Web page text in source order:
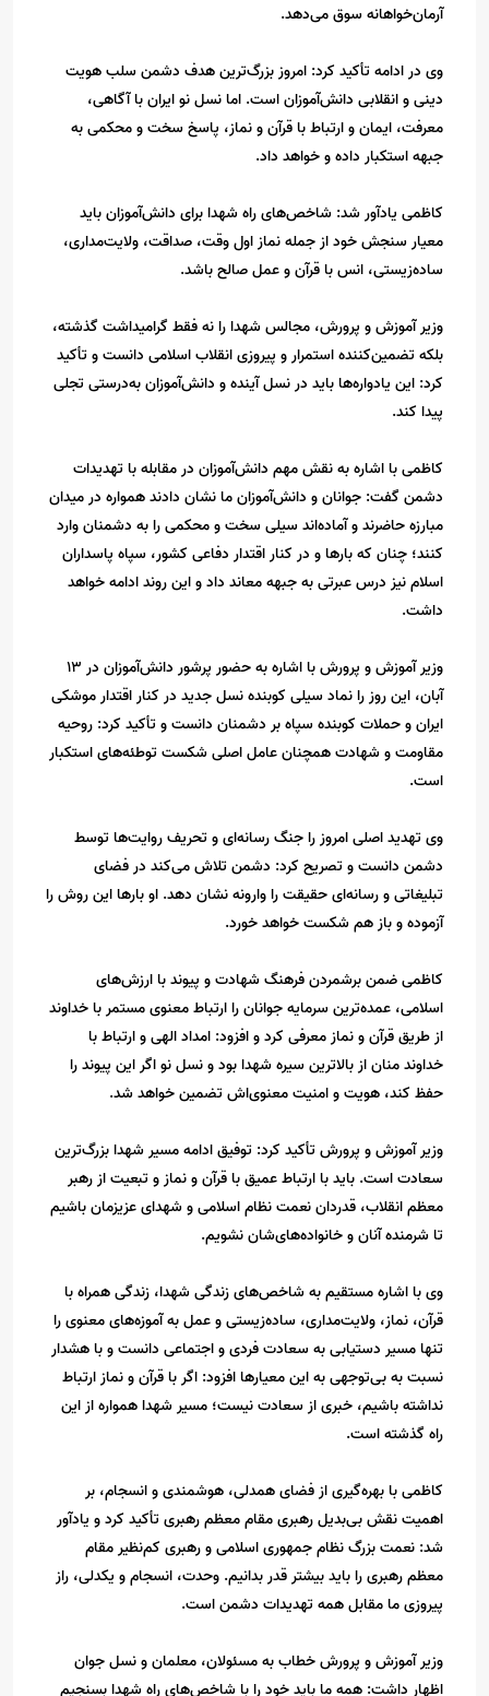
آرمان‌خواهانه سوق می‌دهد.
وی در ادامه تأکید کرد: امروز بزرگ‌ترین هدف دشمن سلب هویت
دینی و انقلابی دانش‌آموزان است. اما نسل نو ایران با آگاهی،
معرفت، ایمان و ارتباط با قرآن و نماز، پاسخ سخت و محکمی به
جبهه استکبار داده و خواهد داد.
کاظمی یادآور شد: شاخص‌های راه شهدا برای دانش‌آموزان باید
معیار سنجش خود از جمله نماز اول وقت، صداقت، ولایت‌مداری،
ساده‌زیستی، انس با قرآن و عمل صالح باشد.
وزیر آموزش و پرورش، مجالس شهدا را نه فقط گرامیداشت گذشته،
بلکه تضمین‌کننده استمرار و پیروزی انقلاب اسلامی دانست و تأکید
کرد: این یادواره‌ها باید در نسل آینده و دانش‌آموزان به‌درستی تجلی
پیدا کند.
کاظمی با اشاره به نقش مهم دانش‌آموزان در مقابله با تهدیدات
دشمن گفت: جوانان و دانش‌آموزان ما نشان دادند همواره در میدان
مبارزه حاضرند و آماده‌اند سیلی سخت و محکمی را به دشمنان وارد
کنند؛ چنان که بارها و در کنار اقتدار دفاعی کشور، سپاه پاسداران
اسلام نیز درس عبرتی به جبهه معاند داد و این روند ادامه خواهد
داشت.
وزیر آموزش و پرورش با اشاره به حضور پرشور دانش‌آموزان در 13
آبان، این روز را نماد سیلی کوبنده نسل جدید در کنار اقتدار موشکی
ایران و حملات کوبنده سپاه بر دشمنان دانست و تأکید کرد: روحیه
مقاومت و شهادت همچنان عامل اصلی شکست توطئه‌های استکبار
است.
وی تهدید اصلی امروز را جنگ رسانه‌ای و تحریف روایت‌ها توسط
دشمن دانست و تصریح کرد: دشمن تلاش می‌کند در فضای
تبلیغاتی و رسانه‌ای حقیقت را وارونه نشان دهد. او بارها این روش را
آزموده و باز هم شکست خواهد خورد.
کاظمی ضمن برشمردن فرهنگ شهادت و پیوند با ارزش‌های
اسلامی، عمده‌ترین سرمایه جوانان را ارتباط معنوی مستمر با خداوند
از طریق قرآن و نماز معرفی کرد و افزود: امداد الهی و ارتباط با
خداوند منان از بالاترین سیره شهدا بود و نسل نو اگر این پیوند را
حفظ کند، هویت و امنیت معنوی‌اش تضمین خواهد شد.
وزیر آموزش و پرورش تأکید کرد: توفیق ادامه مسیر شهدا بزرگ‌ترین
سعادت است. باید با ارتباط عمیق با قرآن و نماز و تبعیت از رهبر
معظم انقلاب، قدردان نعمت نظام اسلامی و شهدای عزیزمان باشیم
تا شرمنده آنان و خانواده‌های‌شان نشویم.
وی با اشاره مستقیم به شاخص‌های زندگی شهدا، زندگی همراه با
قرآن، نماز، ولایت‌مداری، ساده‌زیستی و عمل به آموزه‌های معنوی را
تنها مسیر دستیابی به سعادت فردی و اجتماعی دانست و با هشدار
نسبت به بی‌توجهی به این معیارها افزود: اگر با قرآن و نماز ارتباط
نداشته باشیم، خبری از سعادت نیست؛ مسیر شهدا همواره از این
راه گذشته است.
کاظمی با بهره‌گیری از فضای همدلی، هوشمندی و انسجام، بر
اهمیت نقش بی‌بدیل رهبری مقام معظم رهبری تأکید کرد و یادآور
شد: نعمت بزرگ نظام جمهوری اسلامی و رهبری کم‌نظیر مقام
معظم رهبری را باید بیشتر قدر بدانیم. وحدت، انسجام و یکدلی، راز
پیروزی ما مقابل همه تهدیدات دشمن است.
وزیر آموزش و پرورش خطاب به مسئولان، معلمان و نسل جوان
اظهار داشت: همه ما باید خود را با شاخص‌های راه شهدا بسنجیم